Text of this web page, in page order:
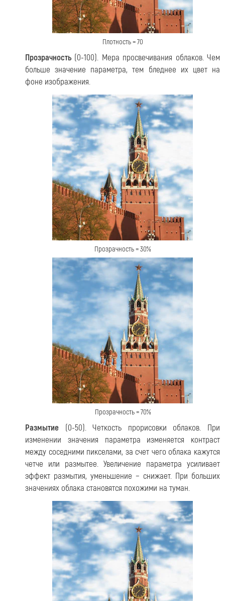
Плотность = 70
Прозрачность (0-100). Мера просвечивания облаков. Чем
больше значение параметра, тем бледнее их цвет на
фоне изображения.
Прозрачность = 30%
Прозрачность = 70%
Размытие (0-50). Четкость прорисовки облаков. При
изменении значения параметра изменяется контраст
между соседними пикселами, за счет чего облака кажутся
четче или размытее. Увеличение параметра усиливает
эффект размытия, уменьшение − снижает. При больших
значениях облака становятся похожими на туман.